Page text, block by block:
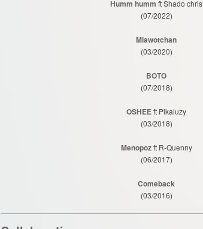
Humm humm ft Shado chris
(07/2022)
Miawotchan
(03/2020)
BOTO
(07/2018)
OSHEEft Pikaluzy
(03/2018)
Menopozft R-Quenny
(06/2017)
Comeback
(03/2016)